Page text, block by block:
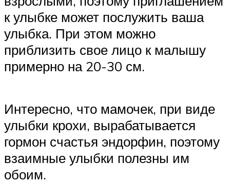
к улыбке может послужить ваша
улыбка. При этом можно
приблизить свое лицо к малышу
примерно на 20-30 см.
Интересно, что мамочек, при виде
улыбки крохи, вырабатывается
гормон счастья эндорфин, поэтому
взаимные улыбки полезны им
обоим.